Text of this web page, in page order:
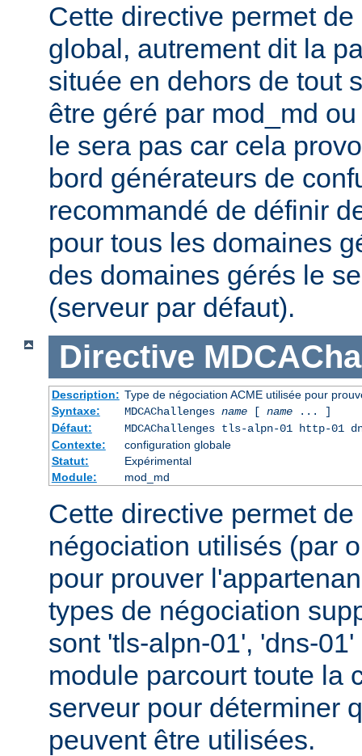
Cette directive permet
global, autrement dit la
située en dehors de tout
être géré par mod_md
le sera pas car cela
bord générateurs de
recommandé de définir
pour tous les domaines
des domaines gérés le
(serveur par défaut).
Directive
Description: Type de négociation ACME utilisée pour
Syntaxe:
MDCAChallenges name[ name... ]
Défaut:
MDCAChallenges tls-alpn-01 http-01
Contexte:
configuration globale
Statut:
Expérimental
Module:
mod_md
Cette directive permet
négociation utilisés (par
pour prouver
types de négociation
sont 'tls-alpn-01', 'dns-
module parcourt toute la
serveur pour déterminer
peuvent être utilisées.